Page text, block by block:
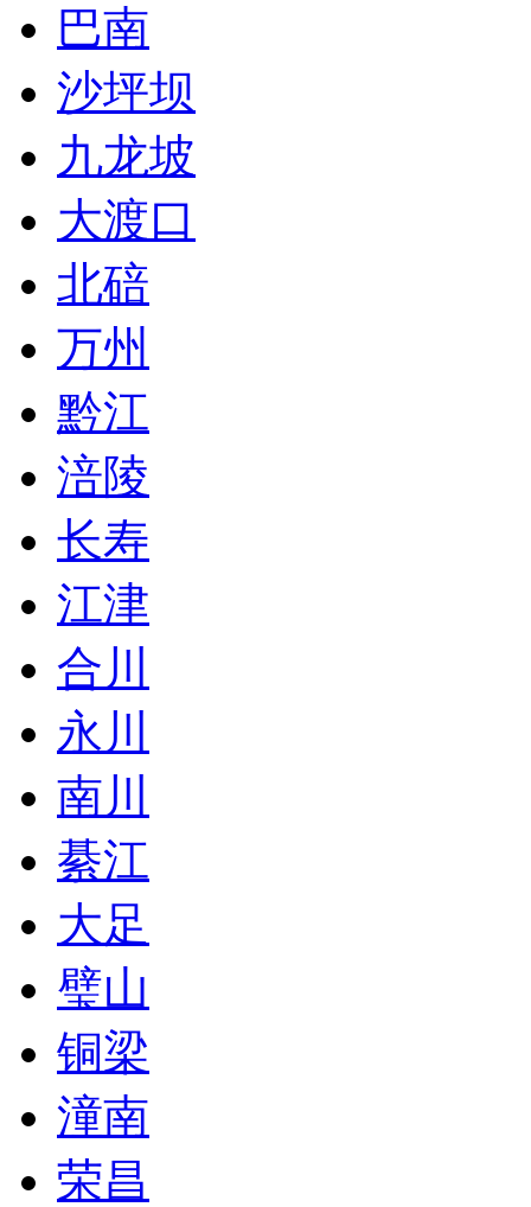
巴南
沙坪坝
九龙坡
大渡口
北碚
万州
黔江
涪陵
长寿
江津
合川
永川
南川
綦江
大足
璧山
铜梁
潼南
荣昌